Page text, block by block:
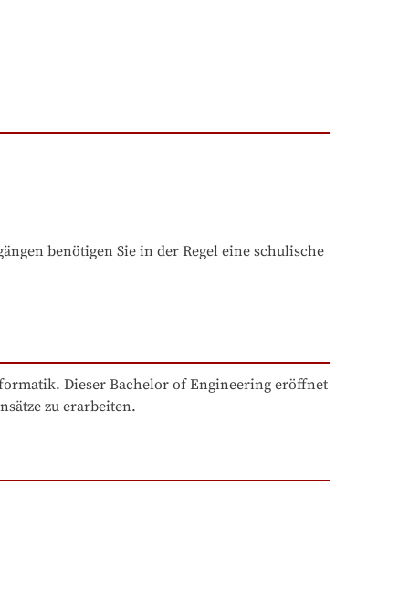
benötigen Sie in der Regel eine schulische
Dieser Bachelor of Engineering eröffnet
zu erarbeiten.